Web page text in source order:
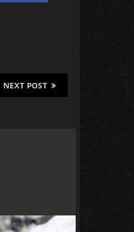
NEXT POST